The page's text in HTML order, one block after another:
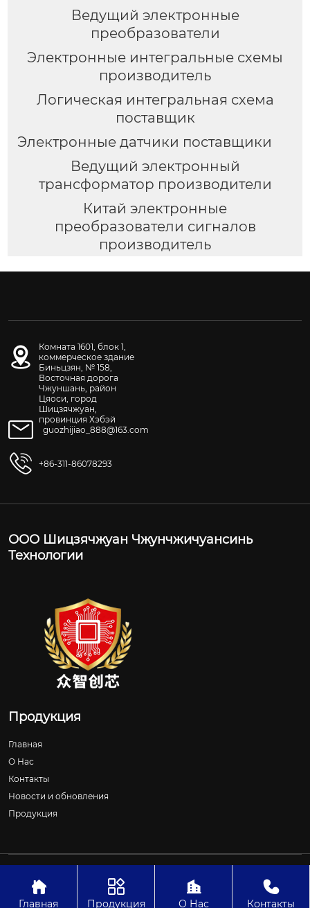
Ведущий электронные
преобразователи
Электронные интегральные схемы
производитель
Логическая интегральная схема
поставщик
Электронные датчики поставщики
Ведущий электронный
трансформатор производители
Китай электронные
преобразователи сигналов
производитель
Комната 1601, блок 1,
коммерческое здание
Биньцзян, № 158,
Восточная дорога
Чжуншань, район
Цяоси, город
Шицзячжуан,
провинция Хэбэй
guozhijiao_888@163.com
+86-311-86078293
ООО Шицзячжуан Чжунчжичуансинь
Технологии
Продукция
Главная
О Нас
Контакты
Новости и обновления
Продукция
Технологии

Главная

Продукция

О Нас

Контакты